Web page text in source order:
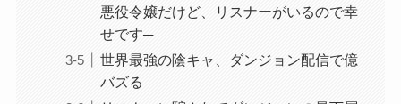
悪役令嬢だけど、リスナーがいるので幸
せです─
世界最強の陰キャ、ダンジョン配信で億
バズる